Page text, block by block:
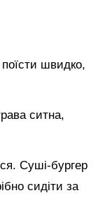
швидко,
ситна,
Суші-бургер
сидіти за